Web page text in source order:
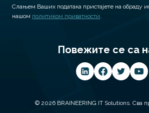
Слањем Ваших података пристајете на обраду
нашом политиком приватности.
Повежите се са
© 2026 BRAINEERING IT Solutions. Сва